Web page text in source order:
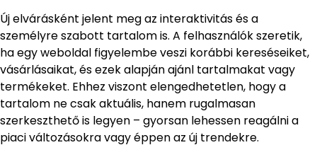
Új elvárásként jelent meg az interaktivitás és a
személyre szabott tartalom is. A felhasználók szeretik,
ha egy weboldal figyelembe veszi korábbi kereséseiket,
vásárlásaikat, és ezek alapján ajánl tartalmakat vagy
termékeket. Ehhez viszont elengedhetetlen, hogy a
tartalom ne csak aktuális, hanem rugalmasan
szerkeszthető is legyen – gyorsan lehessen reagálni a
piaci változásokra vagy éppen az új trendekre.